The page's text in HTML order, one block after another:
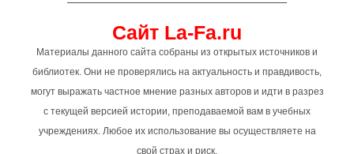
Сайт La-Fa.ru
Материалы данного сайта собраны из открытых источников и
библиотек. Они не проверялись на актуальность и правдивость,
могут выражать частное мнение разных авторов и идти в разрез
с текущей версией истории, преподаваемой вам в учебных
учреждениях. Любое их использование вы осуществляете на
свой страх и риск.